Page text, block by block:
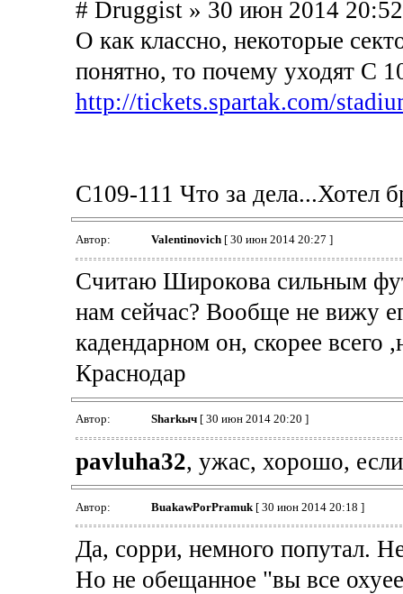
# Druggist » 30 июн 2014 20:52
О как классно, некоторые
понятно, то почему уходят С
http://tickets.spartak.com/
С109-111 Что за дела...Хотел
Автор: Valentinovich[ 30 июн 2014 20:27 ]
Считаю Широкова сильным
нам сейчас? Вообще не вижу
кадендарном он, скорее всего
Краснодар
Автор: Sharkыч[ 30 июн 2014 20:20 ]
pavluha32, ужас, хорошо,
Автор: BuakawPorPramuk[ 30 июн 2014 20:18 ]
Да, сорри, немного попутал.
Но не обещанное "вы все